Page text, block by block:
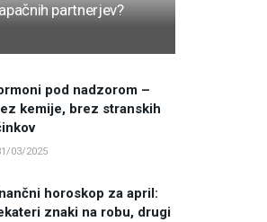
partnerjev?
pod nadzorom –
kemije, brez stranskih
03/2025
horoskop za april:
znaki na robu, drugi